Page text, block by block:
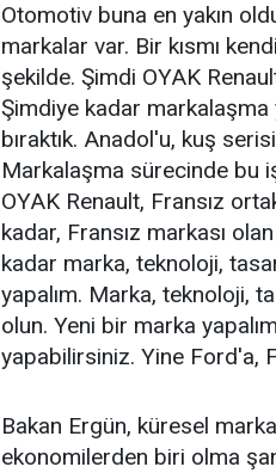
Otomotiv buna en yakın
markalar var. Bir kısmı
şekilde. Şimdi OYAK
Şimdiye kadar markalaşma
bıraktık. Anadol'u, kuş
Markalaşma sürecinde bu
OYAK Renault, Fransız
kadar, Fransız markası
kadar marka, teknoloji,
yapalım. Marka, teknoloji,
olun. Yeni bir marka
yapabilirsiniz. Yine Ford'a,
Bakan Ergün, küresel
ekonomilerden biri olma